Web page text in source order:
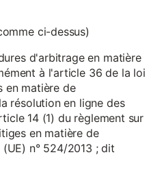
ci-dessus)
d'arbitrage en matière
à l'article 36 de la loi
en matière de
résolution en ligne des
14 (1) du règlement sur
en matière de
n° 524/2013 ; dit